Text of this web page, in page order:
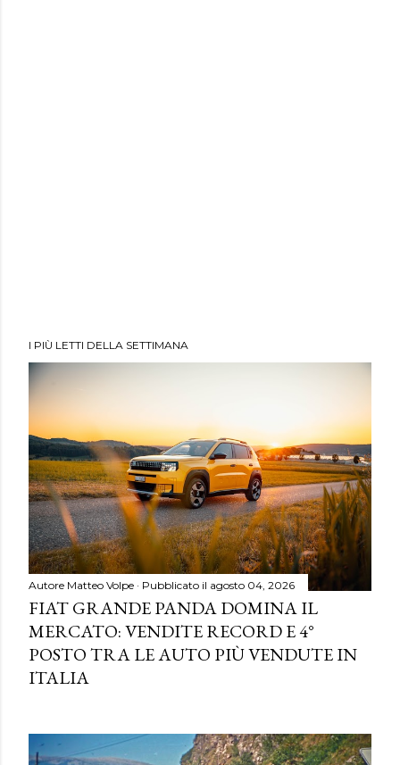
I PIÙ LETTI DELLA SETTIMANA
Autore Matteo Volpe Pubblicato il agosto 04, 2026
FIAT GRANDE PANDA DOMINA IL
MERCATO: VENDITE RECORD E 4°
POSTO TRA LE AUTO PIÙ VENDUTE IN
ITALIA